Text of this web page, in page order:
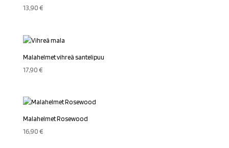
13,90€
Malahelmet vihreä santelipuu
17,90€
Malahelmet Rosewood
16,90€